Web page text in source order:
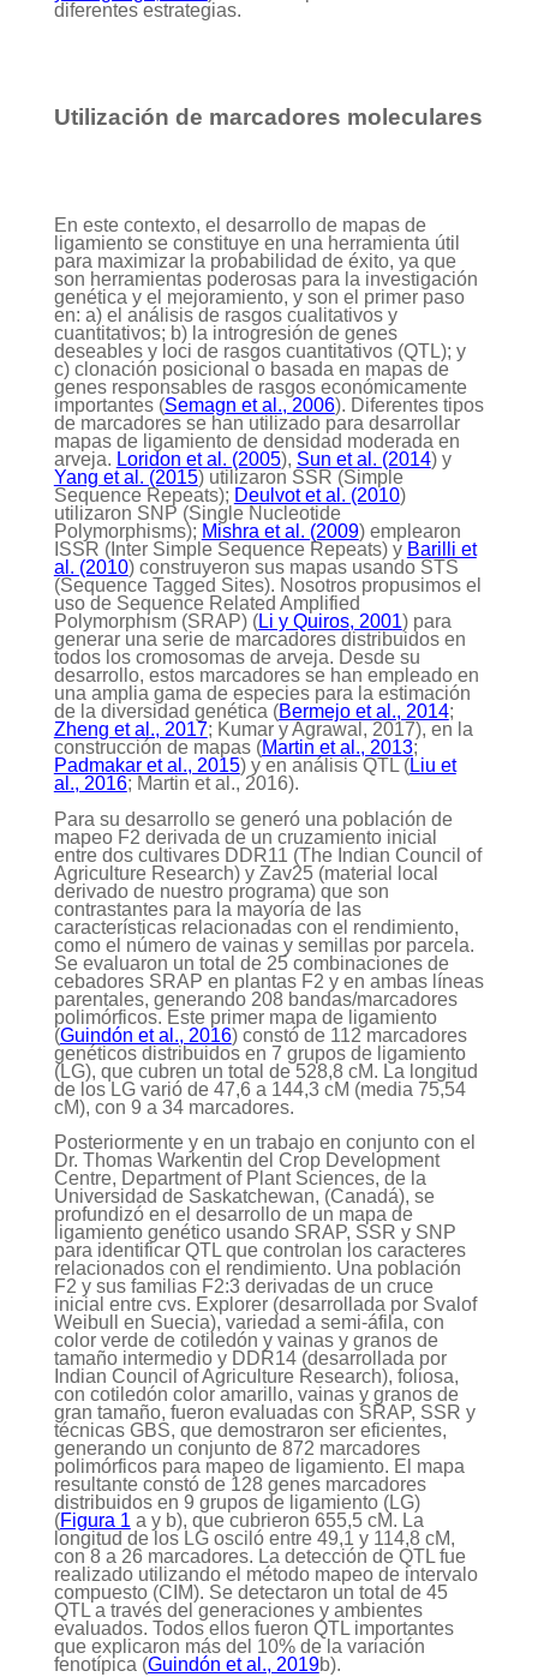
diferentes estrategias.
Utilización de marcadores moleculares
En este contexto, el desarrollo de mapas de
ligamiento se constituye en una herramienta útil
para maximizar la probabilidad de éxito, ya que
son herramientas poderosas para la investigación
genética y el mejoramiento, y son el primer paso
en: a) el análisis de rasgos cualitativos y
cuantitativos; b) la introgresión de genes
deseables y loci de rasgos cuantitativos (QTL); y
c) clonación posicional o basada en mapas de
genes responsables de rasgos económicamente
importantes (Semagn et al., 2006). Diferentes tipos
de marcadores se han utilizado para desarrollar
mapas de ligamiento de densidad moderada en
arveja. Loridon et al. (2005), Sun et al. (2014) y
Yang et al. (2015) utilizaron SSR (Simple
Sequence Repeats); Deulvot et al. (2010)
utilizaron SNP (Single Nucleotide
Polymorphisms); Mishra et al. (2009) emplearon
ISSR (Inter Simple Sequence Repeats) y Barilli et
al. (2010) construyeron sus mapas usando STS
(Sequence Tagged Sites). Nosotros propusimos el
uso de Sequence Related Amplified
Polymorphism (SRAP) (Li y Quiros, 2001) para
generar una serie de marcadores distribuidos en
todos los cromosomas de arveja. Desde su
desarrollo, estos marcadores se han empleado en
una amplia gama de especies para la estimación
de la diversidad genética (Bermejo et al., 2014;
Zheng et al., 2017; Kumar y Agrawal, 2017), en la
construcción de mapas (Martin et al., 2013;
Padmakar et al., 2015) y en análisis QTL (Liu et
al., 2016; Martin et al., 2016).
Para su desarrollo se generó una población de
mapeo F2 derivada de un cruzamiento inicial
entre dos cultivares DDR11 (The Indian Council of
Agriculture Research) y Zav25 (material local
derivado de nuestro programa) que son
contrastantes para la mayoría de las
características relacionadas con el rendimiento,
como el número de vainas y semillas por parcela.
Se evaluaron un total de 25 combinaciones de
cebadores SRAP en plantas F2 y en ambas líneas
parentales, generando 208 bandas/marcadores
polimórficos. Este primer mapa de ligamiento
(Guindón et al., 2016) constó de 112 marcadores
genéticos distribuidos en 7 grupos de ligamiento
(LG), que cubren un total de 528,8 cM. La longitud
de los LG varió de 47,6 a 144,3 cM (media 75,54
cM), con 9 a 34 marcadores.
Posteriormente y en un trabajo en conjunto con el
Dr. Thomas Warkentin del Crop Development
Centre, Department of Plant Sciences, de la
Universidad de Saskatchewan, (Canadá), se
profundizó en el desarrollo de un mapa de
ligamiento genético usando SRAP, SSR y SNP
para identificar QTL que controlan los caracteres
relacionados con el rendimiento. Una población
F2 y sus familias F2:3 derivadas de un cruce
inicial entre cvs. Explorer (desarrollada por Svalof
Weibull en Suecia), variedad a semi-áfila, con
color verde de cotiledón y vainas y granos de
tamaño intermedio y DDR14 (desarrollada por
Indian Council of Agriculture Research), foliosa,
con cotiledón color amarillo, vainas y granos de
gran tamaño, fueron evaluadas con SRAP, SSR y
técnicas GBS, que demostraron ser eficientes,
generando un conjunto de 872 marcadores
polimórficos para mapeo de ligamiento. El mapa
resultante constó de 128 genes marcadores
distribuidos en 9 grupos de ligamiento (LG)
(Figura 1a y b), que cubrieron 655,5 cM. La
longitud de los LG osciló entre 49,1 y 114,8 cM,
con 8 a 26 marcadores. La detección de QTL fue
realizado utilizando el método mapeo de intervalo
compuesto (CIM). Se detectaron un total de 45
QTL a través del generaciones y ambientes
evaluados. Todos ellos fueron QTL importantes
que explicaron más del 10% de la variación
fenotípica (Guindón et al., 2019b).